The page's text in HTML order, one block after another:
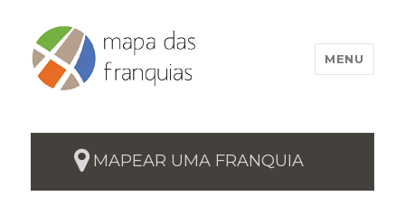
MENU
MAPEAR UMA FRANQUIA